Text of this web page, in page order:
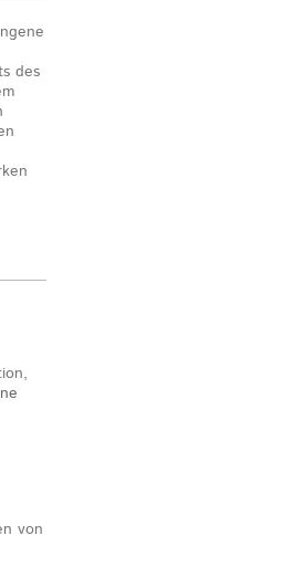
des
von